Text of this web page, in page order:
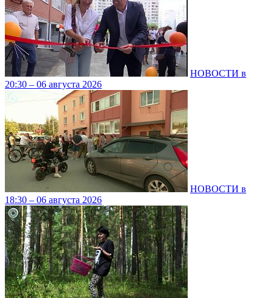
НОВОСТИ в
20:30 – 06 августа 2026
НОВОСТИ в
18:30 – 06 августа 2026